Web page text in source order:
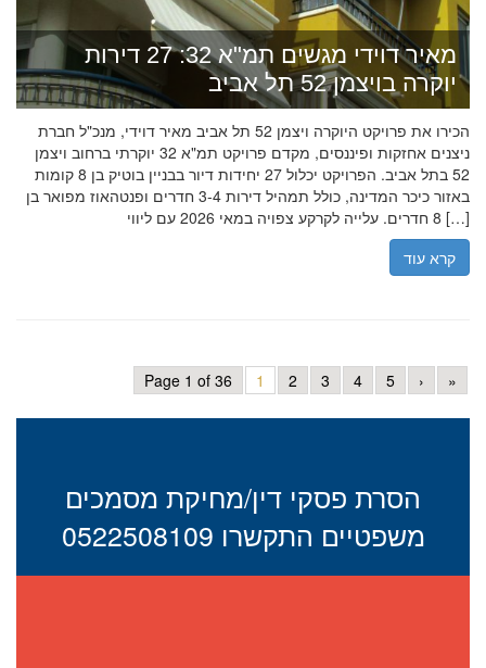
מאיר דוידי מגשים תמ"א 32: 27 דירות
יוקרה בויצמן 52 תל אביב
הכירו את פרויקט היוקרה ויצמן 52 תל אביב מאיר דוידי, מנכ"ל חברת
ניצנים אחזקות ופיננסים, מקדם פרויקט תמ"א 32 יוקרתי ברחוב ויצמן
52 בתל אביב. הפרויקט יכלול 27 יחידות דיור בבניין בוטיק בן 8 קומות
באזור כיכר המדינה, כולל תמהיל דירות 3-4 חדרים ופנטהאוז מפואר בן
8 חדרים. עלייה לקרקע צפויה במאי 2026 עם ליווי […]
קרא עוד
Page 1 of 36 1 2 3 4 5 › »
הסרת פסקי דין/מחיקת מסמכים
משפטיים התקשרו 0522508109